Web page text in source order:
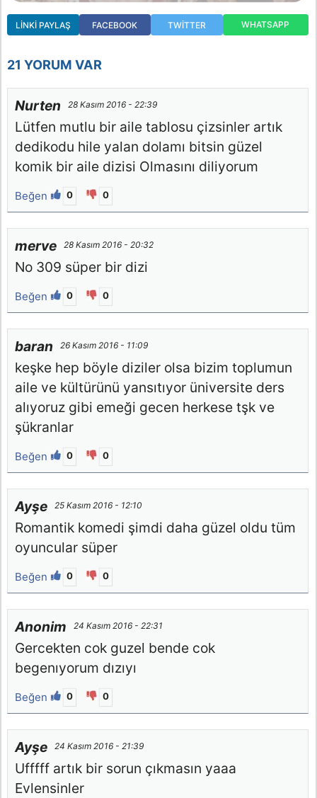
LINKI PAYLAŞ FACEBOOK TWITTER WHATSAPP
21 YORUM VAR
Nurten 28 Kasım 2016 - 22:39
Lütfen mutlu bir aile tablosu çizsinler artık
dedikodu hile yalan dolamı bitsin güzel
komik bir aile dizisi Olmasını diliyorum
Beğen 0 0
merve 28 Kasım 2016 - 20:32
No 309 süper bir dizi
Beğen 0 0
baran 26 Kasım 2016 - 11:09
keşke hep böyle diziler olsa bizim toplumun
aile ve kültürünü yansıtıyor üniversite ders
alıyoruz gibi emeği gecen herkese tşk ve
şükranlar
Beğen 0 0
Ayşe 25 Kasım 2016 - 12:10
Romantik komedi şimdi daha güzel oldu tüm
oyuncular süper
Beğen 0 0
Anonim 24 Kasım 2016 - 22:31
Gercekten cok guzel bende cok
begenıyorum dızıyı
Beğen 0 0
Ayşe 24 Kasım 2016 - 21:39
Ufffff artık bir sorun çıkmasın yaaa
Evlensinler